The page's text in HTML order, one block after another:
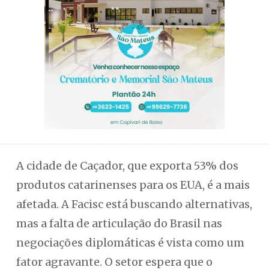
A cidade de Caçador, que exporta 53% dos
produtos catarinenses para os EUA, é a mais
afetada. A Facisc está buscando alternativas,
mas a falta de articulação do Brasil nas
negociações diplomáticas é vista como um
fator agravante. O setor espera que o